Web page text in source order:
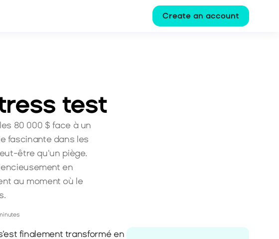
Create an account
test
80 000 $ face à un
fascinante dans les
être qu'un piège.
en
au moment où le
finalement transformé en